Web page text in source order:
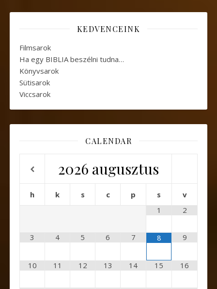
KEDVENCEINK
Filmsarok
Ha egy BIBLIA beszélni tudna…
Könyvsarok
Sütisarok
Viccsarok
CALENDAR
2026 augusztus
h k s c p s
v
1
2
3 4 5 6 7 8 9
10 11 12 13 14 15 16